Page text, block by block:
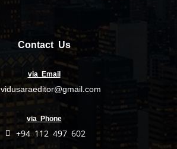
Contact Us
via Email
vidusaraeditor@gmail.com
via Phone
+94 112 497 602